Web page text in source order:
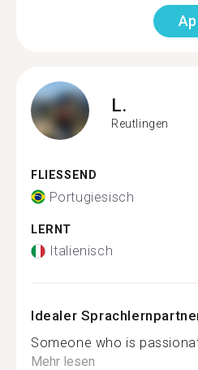
L.
Reutlingen
FLIESSEND
Portugiesisch
LERNT
Italienisch
Idealer
Someone who is
Mehr lesen